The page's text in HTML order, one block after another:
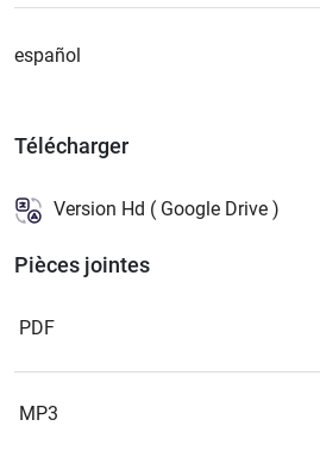
español
Télécharger
Version Hd ( Google Drive )
Pièces jointes
PDF
MP3